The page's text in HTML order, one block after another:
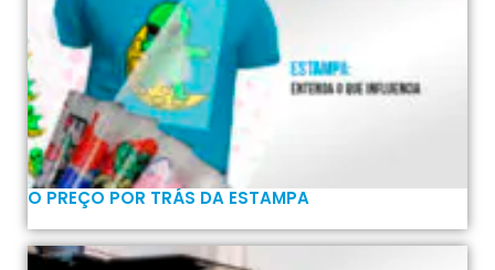
O PREÇO POR TRÁS DA ESTAMPA